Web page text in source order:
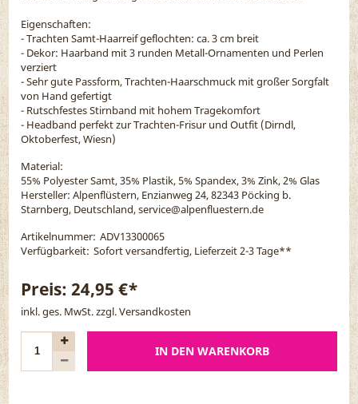
Eigenschaften:
- Trachten Samt-Haarreif geflochten: ca. 3 cm breit
- Dekor: Haarband mit 3 runden Metall-Ornamenten und Perlen
verziert
- Sehr gute Passform, Trachten-Haarschmuck mit großer Sorgfalt
von Hand gefertigt
- Rutschfestes Stirnband mit hohem Tragekomfort
- Headband perfekt zur Trachten-Frisur und Outfit (Dirndl,
Oktoberfest, Wiesn)
Material:
55% Polyester Samt, 35% Plastik, 5% Spandex, 3% Zink, 2% Glas
Hersteller: Alpenflüstern, Enzianweg 24, 82343 Pöcking b.
Starnberg, Deutschland, service@alpenfluestern.de
Artikelnummer: ADV13300065
Verfügbarkeit: Sofort versandfertig, Lieferzeit 2-3 Tage**
Preis:24,95 €*
inkl. ges. MwSt. zzgl.Versandkosten
IN DEN WARENKORB